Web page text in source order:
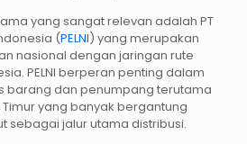
yang sangat relevan adalah PT
(PELNI) yang merupakan
nasional dengan jaringan rute
PELNI berperan penting dalam
barang dan penumpang terutama
yang banyak bergantung
sebagai jalur utama distribusi.